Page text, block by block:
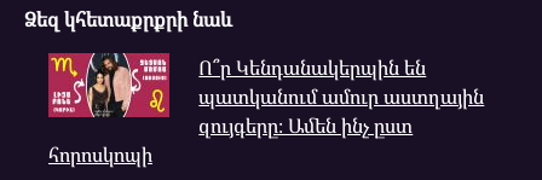
Ձեզ կհետաքրքրի նաև
Ո՞ր Կենդանակերպին են
պատկանում ամուր աստղային
զույգերը։ Ամեն ինչ ըստ
հորոսկոպի